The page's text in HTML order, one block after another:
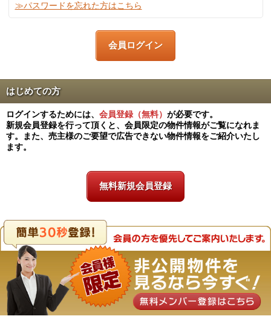
≫パスワードを忘れた方はこちら
はじめての方
ログインするためには、 会員登録（無料） が必要です。
新規会員登録を行って頂くと、会員限定の物件情報がご覧になれま
す。また、売主様のご要望で広告できない物件情報をご紹介いたし
ます。
無料新規会員登録